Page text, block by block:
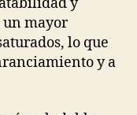
un mayor
lo que
y a